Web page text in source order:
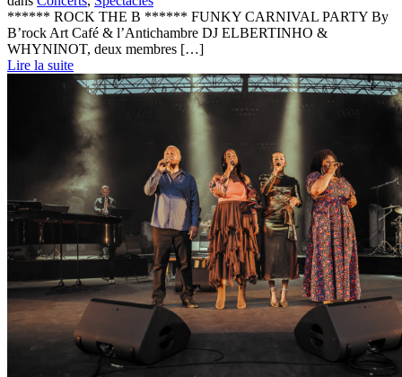
****** ROCK THE B ****** FUNKY CARNIVAL PARTY By
B’rock Art Café & l’Antichambre DJ ELBERTINHO &
WHYNINOT, deux membres […]
Lire la suite